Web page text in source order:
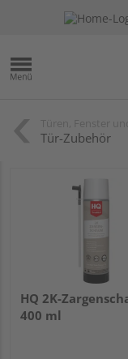
Tür-Zubehör
HQ 2K-
400 ml